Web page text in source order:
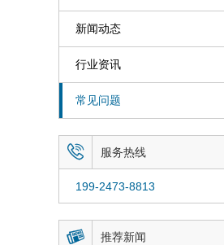
新闻动态
行业资讯
常见问题
 服务热线
199-2473-8813
 推荐新闻